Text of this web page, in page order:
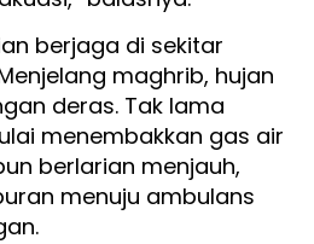
berjaga di sekitar
maghrib, hujan
deras. Tak lama
menembakkan gas air
berlarian menjauh,
menuju ambulans